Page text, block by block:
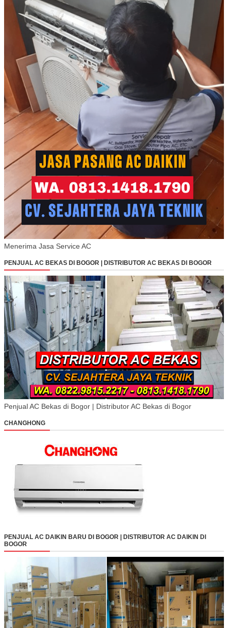
Menerima Jasa Service AC
PENJUAL AC BEKAS DI BOGOR | DISTRIBUTOR AC BEKAS DI BOGOR
Penjual AC Bekas di Bogor | Distributor AC Bekas di Bogor
CHANGHONG
PENJUAL AC DAIKIN BARU DI BOGOR | DISTRIBUTOR AC DAIKIN DI
BOGOR